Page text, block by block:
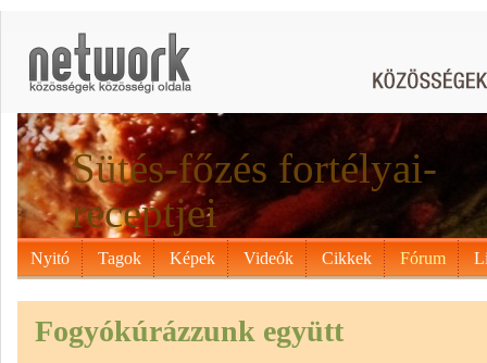
Sütés-főzés fortélyai-
receptjei
Nyitó Tagok Képek Videók Cikkek Fórum
Fogyókúrázzunk együtt